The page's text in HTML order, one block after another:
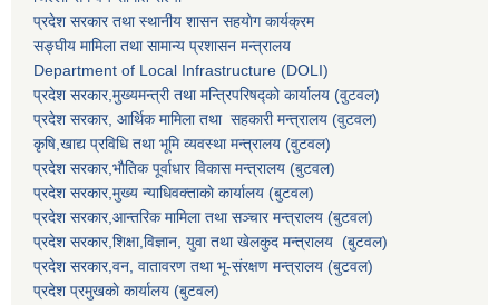
प्रदेश सरकार तथा स्थानीय शासन सहयाेग कार्यक्रम
सङ्‍घीय मामिला तथा सामान्य प्रशासन मन्त्रालय
Department of Local Infrastructure (DOLI)
प्रदेश सरकार,मुख्यमन्त्री तथा मन्त्रिपरिषद्को कार्यालय (वुटवल)
प्रदेश सरकार, आर्थिक मामिला तथा सहकारी मन्त्रालय (वुटवल)
कृषि,खाद्य प्रविधि तथा भूमि व्यवस्था मन्त्रालय (वुटवल)
प्रदेश सरकार,भाैतिक पूर्वाधार विकास मन्त्रालय (बुटवल)
प्रदेश सरकार,मुख्य न्याधिवक्ताकाे कार्यालय (बुटवल)
प्रदेश सरकार,आन्तरिक मामिला तथा सञ्चार मन्त्रालय (बुटवल)
प्रदेश सरकार,शिक्षा,विज्ञान, युवा तथा खेलकुद मन्त्रालय (बुटवल)
प्रदेश सरकार,वन, वातावरण तथा भू-संरक्षण मन्त्रालय (बुटवल)
प्रदेश प्रमुखकाे कार्यालय (बुटवल)